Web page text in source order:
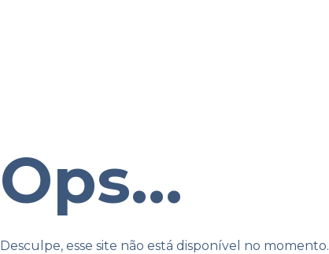
Ops...
Desculpe, esse site não está disponível no momento.